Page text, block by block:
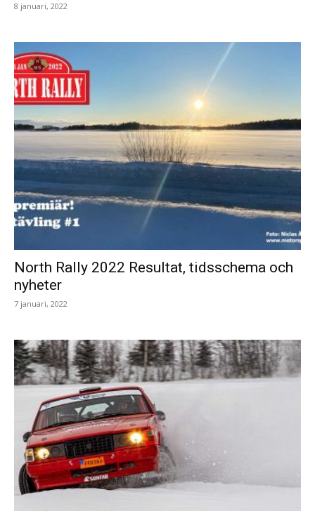
8 januari, 2022
North Rally 2022 Resultat, tidsschema och
nyheter
7 januari, 2022